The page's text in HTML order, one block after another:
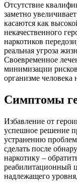
Отсутствие
заметно
касаются как
некачественного
наркотиков
реальная угроза
Своевременное
минимизации
организме человека
Симптомы
Избавление от
успешное решение
устранению
сделать после
наркотику –
реабилитационный
надлежащего